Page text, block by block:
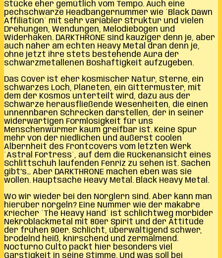
Stücke eher gemütlich vom Tempo. Auch eine
pechschwarze Headbangernummer wie ´Black Dawn
Affiliation´ mit sehr variabler Struktur und vielen
Drehungen, Wendungen, Melodiebögen und
Widerhaken. DARKTHRONE sind kauziger denn je, aber
auch näher am echten Heavy Metal dran denn je,
ohne jetzt ihre stets bestehende Aura der
schwarzmetallenen Boshaftigkeit aufzugeben.
Das Cover ist eher kosmischer Natur, Sterne, ein
schwarzes Loch, Planeten, ein Gittermuster, mit
dem der Kosmos unterteilt wird, dazu aus der
Schwärze herausfließende Wesenheiten, die einen
unnennbaren Schrecken darstellen, der in seiner
widerwärtigen Formlosigkeit für uns
Menschenwürmer kaum greifbar ist. Keine Spur
mehr von der niedlichen und äußerst coolen
Albernheit des Frontcovers vom letzten Werk
´Astral Fortress´, auf dem die Rückenansicht eines
Schlittschuh laufenden Fenriz zu sehen ist. Sachen
gibt’s… Aber DARKTHRONE machen eben was sie
wollen. Hauptsache Heavy Metal. Black Heavy Metal.
Wo wir wieder bei den Nörglern sind. Aber kann man
hierüber nörgeln? Eine Nummer wie der makabre
Kriecher ´The Heavy Hand´ ist schlichtweg morbider
Nekroblackmetal mit 80er Spirit und der Attitüde
der frühen 90er. Schlicht, überwältigend schwer,
brodelnd heiß, knirschend und zermalmend.
Nocturno Culto packt hier besonders viel
Garstigkeit in seine Stimme. Und was soll bei